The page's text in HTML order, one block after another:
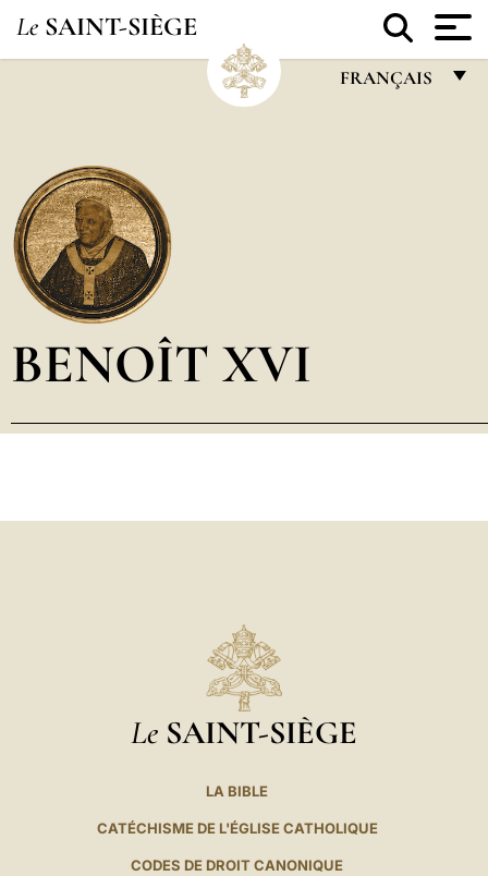
Le SAINT-SIÈGE
FRANÇAIS
العربيّة
BENOÎT XVI
Le SAINT-SIÈGE
LA BIBLE
CATÉCHISME DE L'ÉGLISE CATHOLIQUE
CODES DE DROIT CANONIQUE